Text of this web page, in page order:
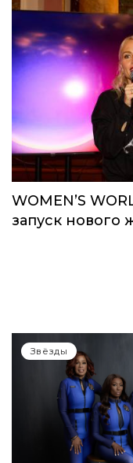
WOMEN’S
запуск нового
Звёзды